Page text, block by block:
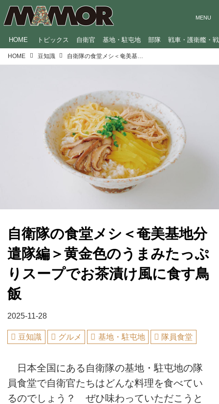
HOME トピックス 自衛官 基地・駐屯地 部隊 戦車・護衛艦・
HOME 豆知識
自衛隊の食堂メシ＜奄美基地分
遣隊編＞黄金色のうまみたっぷ
りスープでお茶漬け風に食す鳥
飯
2025-11-28
豆知識 グルメ 基地・駐屯地 隊員食堂
日本全国にある自衛隊の基地・駐屯地の隊
員食堂で自衛官たちはどんな料理を食べてい
るのでしょう？ ぜひ味わっていただこうと